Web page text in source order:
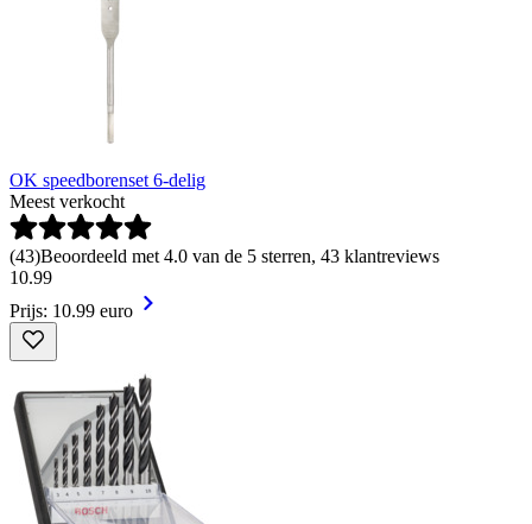
OK speedborenset 6-delig
Meest verkocht
(43)Beoordeeld met 4.0 van de 5 sterren, 43 klantreviews
10.99
Prijs: 10.99 euro